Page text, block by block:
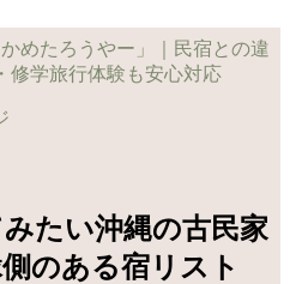
たい沖縄の古民家
のある宿リスト